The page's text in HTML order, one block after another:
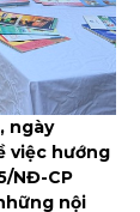
ngày
việc hướng
NĐ-CP
nội